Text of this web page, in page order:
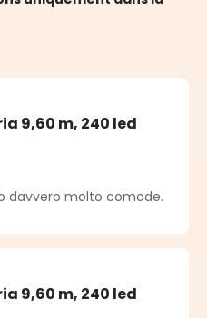
9,60 m, 240 led
étoiles
davvero molto comode.
9,60 m, 240 led